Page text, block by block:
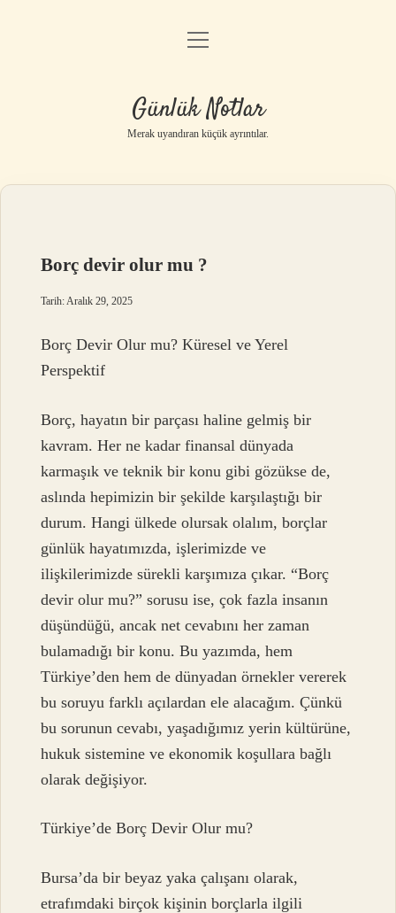
Anasayfa
Yasal Uyarı
menüyü
Günlük Notlar
Merak uyandıran küçük ayrıntılar.
Borç devir olur mu ?
Tarih: Aralık 29, 2025
Borç Devir Olur mu? Küresel ve Yerel
Perspektif
Borç, hayatın bir parçası haline gelmiş bir
kavram. Her ne kadar finansal dünyada
karmaşık ve teknik bir konu gibi gözükse de,
aslında hepimizin bir şekilde karşılaştığı bir
durum. Hangi ülkede olursak olalım, borçlar
günlük hayatımızda, işlerimizde ve
ilişkilerimizde sürekli karşımıza çıkar. “Borç
devir olur mu?” sorusu ise, çok fazla insanın
düşündüğü, ancak net cevabını her zaman
bulamadığı bir konu. Bu yazımda, hem
Türkiye’den hem de dünyadan örnekler vererek
bu soruyu farklı açılardan ele alacağım. Çünkü
bu sorunun cevabı, yaşadığımız yerin kültürüne,
hukuk sistemine ve ekonomik koşullara bağlı
olarak değişiyor.
Türkiye’de Borç Devir Olur mu?
Bursa’da bir beyaz yaka çalışanı olarak,
etrafımdaki birçok kişinin borçlarla ilgili